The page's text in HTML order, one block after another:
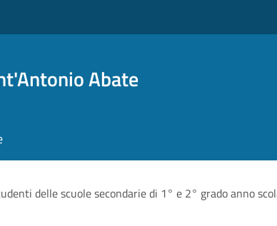
Abate
delle scuole secondarie di 1° e 2° grado anno